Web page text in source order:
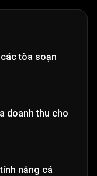
tòa soạn
doanh thu cho
năng cá